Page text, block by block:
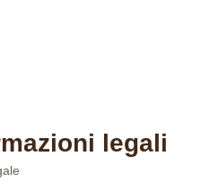
legali